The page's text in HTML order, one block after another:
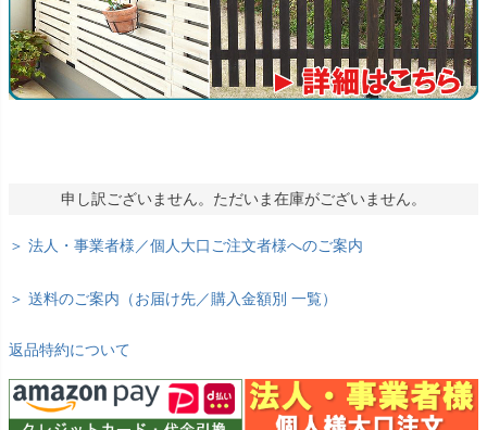
申し訳ございません。ただいま在庫がございません。
＞ 法人・事業者様／個人大口ご注文者様へのご案内
＞ 送料のご案内（お届け先／購入金額別 一覧）
返品特約について